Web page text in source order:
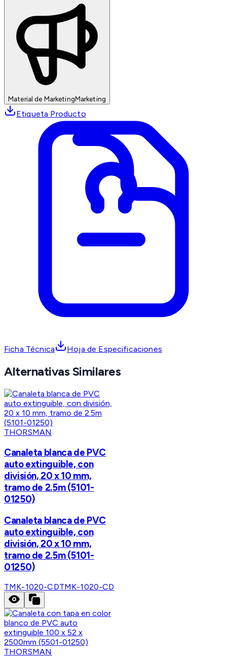
Material de MarketingMarketing
Etiqueta Producto
Ficha Técnica Hoja de Especificaciones
Alternativas Similares
THORSMAN
Canaleta blanca de PVC
auto extinguible, con
división, 20 x 10 mm,
tramo de 2.5m (5101-
01250)
Canaleta blanca de PVC
auto extinguible, con
división, 20 x 10 mm,
tramo de 2.5m (5101-
01250)
TMK-1020-CDTMK-1020-CD
THORSMAN